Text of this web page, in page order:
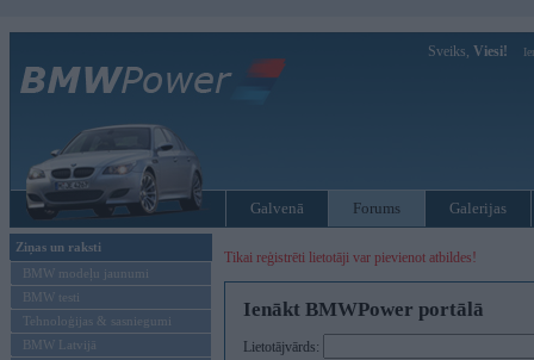
Sveiks, Viesi!
Galvenā Forums Galerijas
Ziņas un raksti
BMW modeļu jaunumi
BMW testi
Tehnoloģijas & sasniegumi
BMW Latvijā
Tikai reģistrēti lietotāji var pievienot atbildes!
Ienākt BMWPower portālā
Lietotājvārds: